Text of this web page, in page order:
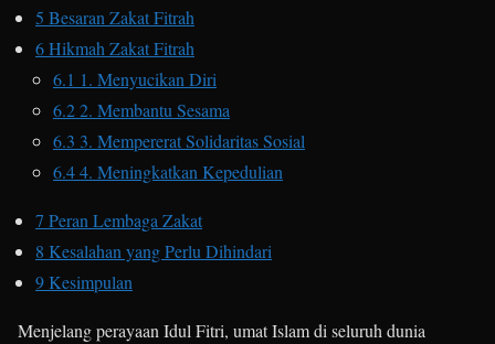
5 Besaran Zakat Fitrah
6Hikmah Zakat Fitrah
6.1 1. Menyucikan Diri
6.22. Membantu Sesama
6.3 3. Mempererat Solidaritas Sosial
6.44. Meningkatkan Kepedulian
7 Peran Lembaga Zakat
8 Kesalahan yang Perlu Dihindari
9Kesimpulan
Menjelang perayaan Idul Fitri, umat Islam di seluruh dunia